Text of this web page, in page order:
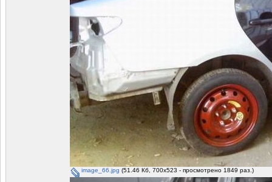
image_66.jpg (51.46 Кб, 700x523 - просмотрено 1849 раз.)